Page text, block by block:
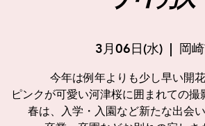
3月06日(水)
  |
岡
今年は例年よりも少し早い開花
ピンクが可愛い河津桜に囲まれての
春は、入学・入園など新たな出会